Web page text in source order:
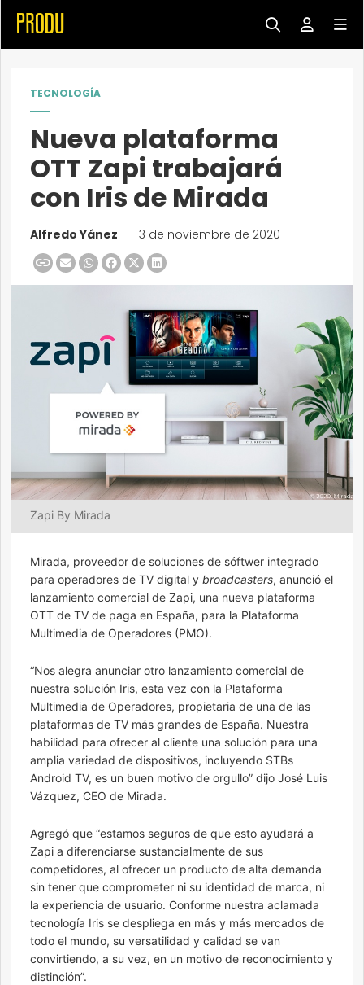
TECNOLOGÍA
Nueva plataforma
OTT Zapi trabajará
con Iris de Mirada
Alfredo Yánez 3 de noviembre de 2020
Zapi By Mirada
Mirada, proveedor de soluciones de sóftwer integrado
para operadores de TV digital y broadcasters, anunció el
lanzamiento comercial de Zapi, una nueva plataforma
OTT de TV de paga en España, para la Plataforma
Multimedia de Operadores (PMO).
“Nos alegra anunciar otro lanzamiento comercial de
nuestra solución Iris, esta vez con la Plataforma
Multimedia de Operadores, propietaria de una de las
plataformas de TV más grandes de España. Nuestra
habilidad para ofrecer al cliente una solución para una
amplia variedad de dispositivos, incluyendo STBs
Android TV, es un buen motivo de orgullo” dijo José Luis
Vázquez, CEO de Mirada.
Agregó que “estamos seguros de que esto ayudará a
Zapi a diferenciarse sustancialmente de sus
competidores, al ofrecer un producto de alta demanda
sin tener que comprometer ni su identidad de marca, ni
la experiencia de usuario. Conforme nuestra aclamada
tecnología Iris se despliega en más y más mercados de
todo el mundo, su versatilidad y calidad se van
convirtiendo, a su vez, en un motivo de reconocimiento y
distinción”.